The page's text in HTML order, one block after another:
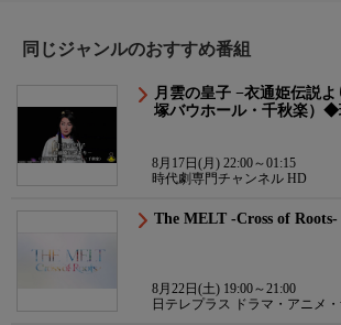
同じジャンルのおすすめ番組
月雲の皇子 −衣通姫伝説
塚バウホール・千秋楽）◆
8月17日(月) 22:00～01:15
時代劇専門チャンネル HD
The MELT -Cross of Roots-
8月22日(土) 19:00～21:00
日テレプラス ドラマ・アニメ